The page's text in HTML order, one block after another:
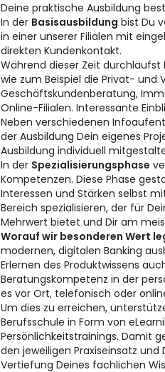
Deine praktische Ausbildung
In der Basisausbildung bist Du
in einer unserer Filialen mit
direkten Kundenkontakt.
Während dieser Zeit
wie zum Beispiel die Privat- und
Geschäftskundenberatung,
Online-Filialen. Interessante
Neben verschiedenen
der Ausbildung Dein eigenes
Ausbildung individuell
In der Spezialisierungsphase
Kompetenzen. Diese Phase
Interessen und Stärken selbst
Bereich spezialisieren, der für
Mehrwert bietet und Dir am
Worauf wir besonderen Wert
modernen, digitalen Banking
Erlernen des Produktwissens
Beratungskompetenz in der
es vor Ort, telefonisch oder
Um dies zu erreichen,
Berufsschule in Form von
Persönlichkeitstrainings. Damit
den jeweiligen Praxiseinsatz und
Vertiefung Deines fachlichen